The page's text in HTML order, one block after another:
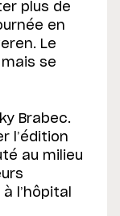
plus de
en
Le
se
Brabec.
l’édition
au milieu
l’hôpital